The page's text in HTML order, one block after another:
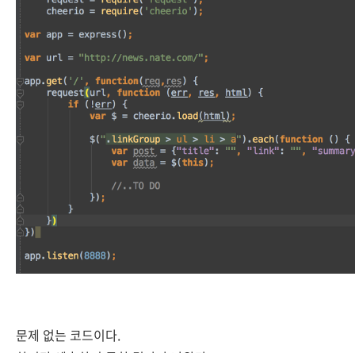
문제 없는 코드이다.